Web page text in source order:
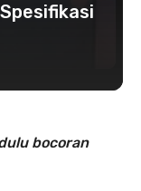
bocoran